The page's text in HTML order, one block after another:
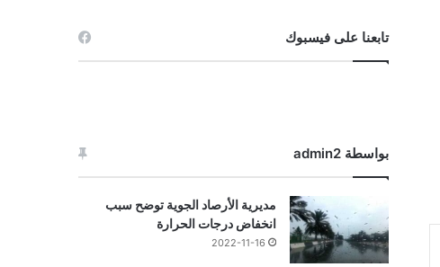
تابعنا على فيسبوك
بواسطة admin2
مديرية الأرصاد الجوية توضح سبب
انخفاض درجات الحرارة
2022-11-16